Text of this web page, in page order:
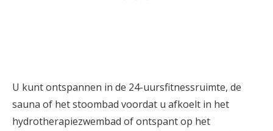
U kunt ontspannen in de 24-uursfitnessruimte, de
sauna of het stoombad voordat u afkoelt in het
hydrotherapiezwembad of ontspant op het